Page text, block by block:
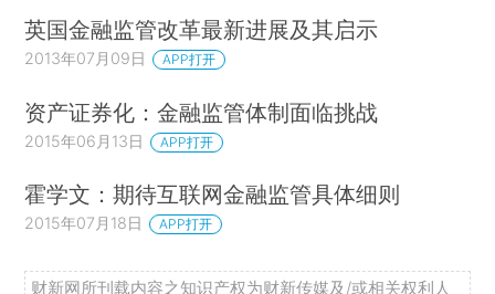
英国金融监管改革最新进展及其启示
2013年07月09日 APP打开
资产证券化：金融监管体制面临挑战
2015年06月13日 APP打开
霍学文：期待互联网金融监管具体细则
2015年07月18日 APP打开
财新网所刊载内容之知识产权为财新传媒及/或相关权利人